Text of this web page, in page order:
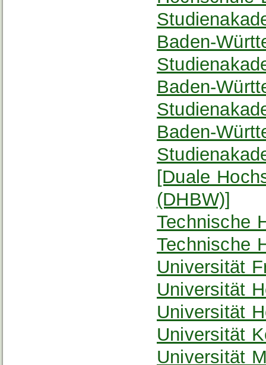
Baden-
Baden-
Baden-
[Duale
(DHBW)]
Technische
Technische
Universität
Universität
Universität
Universität
Universität